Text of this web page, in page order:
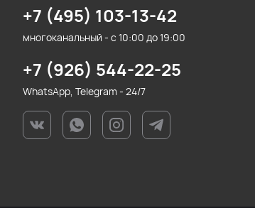
+7 (495) 103-13-42
многоканальный - с 10:00 до 19:00
+7 (926) 544-22-25
WhatsApp, Telegram - 24/7